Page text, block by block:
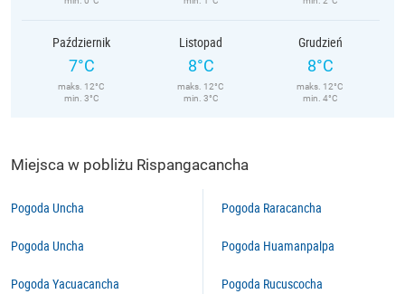
Październik
7°C
maks. 12°C
min. 3°C
Listopad
8°C
maks. 12°C
min. 3°C
Grudzień
8°C
maks. 12°C
min. 4°C
Miejsca w pobliżu Rispangacancha
Pogoda Uncha
Pogoda Uncha
Pogoda Yacuacancha
Pogoda Raracancha
Pogoda Huamanpalpa
Pogoda Rucuscocha